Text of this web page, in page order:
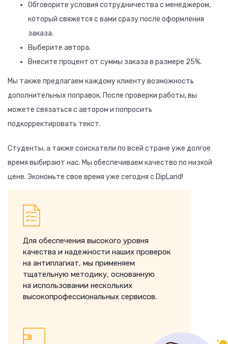
Обговорите условия сотрудничества с менеджером,
который свяжется с вами сразу после оформления
заказа.
Выберите автора.
Внесите процент от суммы заказа в размере 25%.
Мы также предлагаем каждому клиенту возможность
дополнительных поправок. После проверки работы, вы
можете связаться с автором и попросить
подкорректировать текст.
Студенты, а также соискатели по всей стране уже долгое
время выбирают нас. Мы обеспечиваем качество по низкой
цене. Экономьте свое время уже сегодня с DipLand!
Для обеспечения высокого уровня
качества и надежности наших проверок
на антиплагиат, мы применяем
тщательную методику, основанную
на использовании нескольких
высокопрофессиональных сервисов.